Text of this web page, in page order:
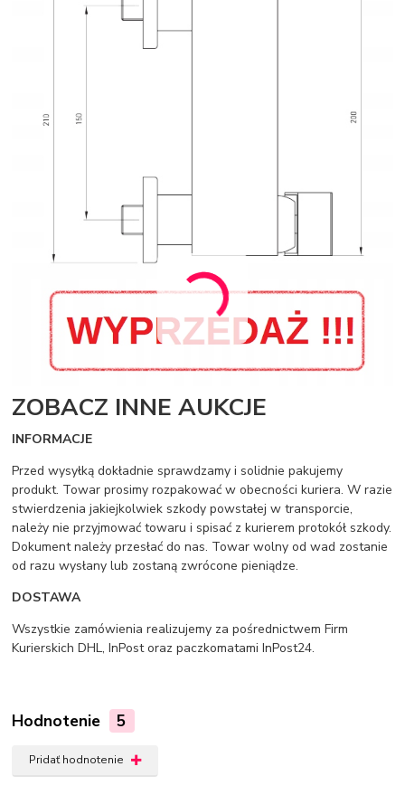
ZOBACZ INNE AUKCJE
INFORMACJE
Przed wysyłką dokładnie sprawdzamy i solidnie pakujemy
produkt. Towar prosimy rozpakować w obecności kuriera. W razie
stwierdzenia jakiejkolwiek szkody powstałej w transporcie,
należy nie przyjmować towaru i spisać z kurierem protokół szkody.
Dokument należy przesłać do nas. Towar wolny od wad zostanie
od razu wysłany lub zostaną zwrócone pieniądze.
DOSTAWA
Wszystkie zamówienia realizujemy za pośrednictwem Firm
Kurierskich DHL, InPost oraz paczkomatami InPost24.
Hodnotenie 5
Pridať hodnotenie